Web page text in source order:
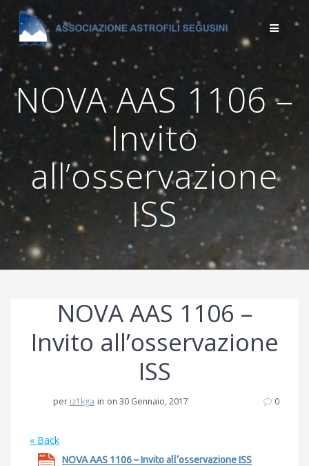
Salta
al
contenuto
NOVA AAS 1106 –
Invito
all’osservazione
ISS
NOVA AAS 1106 –
Invito all’osservazione
ISS
per iz1kga in on 30 Gennaio, 2017 0
« Back
NOVA AAS 1106 – Invito all’osservazione ISS